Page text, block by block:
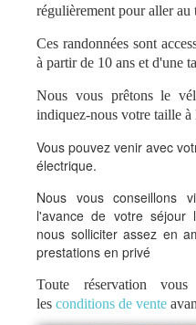
régulièrement pour aller au
Ces randonnées sont
à partir de 10 ans et d'une
Nous vous prêtons le
indiquez-nous votre taille à
Vous pouvez venir avec
électrique.
Nous vous conseillons
l'avance de votre séjour
nous solliciter assez en
prestations en privé
Toute réservation
les conditions de vente